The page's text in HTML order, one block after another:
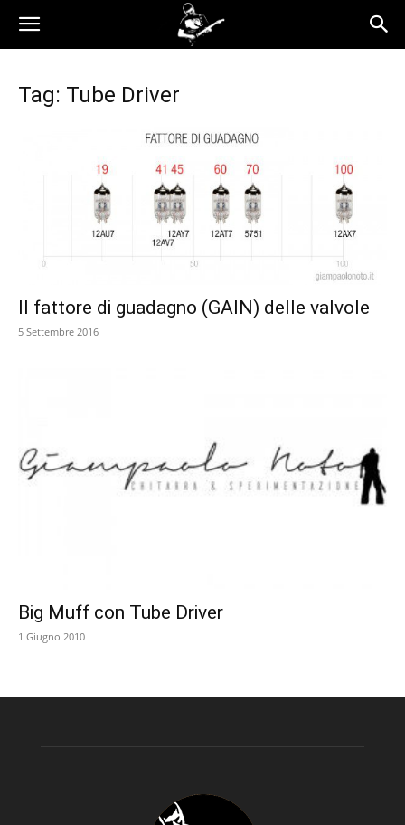
Tag: Tube Driver
Il fattore di guadagno (GAIN) delle valvole
5 Settembre 2016
Big Muff con Tube Driver
1 Giugno 2010